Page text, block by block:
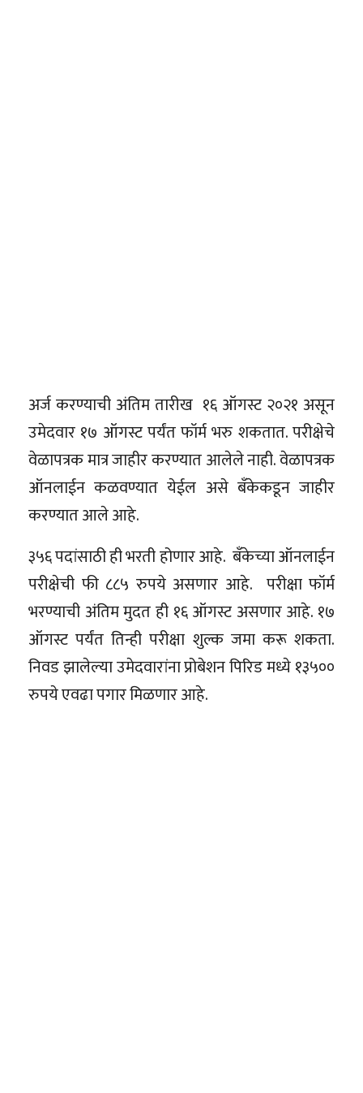
अर्ज करण्याची अंतिम तारीख १६ ऑगस्ट २०२१ असून
उमेदवार १७ ऑगस्ट पर्यंत फॉर्म भरु शकतात. परीक्षेचे
वेळापत्रक मात्र जाहीर करण्यात आलेले नाही. वेळापत्रक
ऑनलाईन कळवण्यात येईल असे बँकेकडून जाहीर
करण्यात आले आहे.
३५६ पदांसाठी ही भरती होणार आहे. बँकेच्या ऑनलाईन
परीक्षेची फी ८८५ रुपये असणार आहे. परीक्षा फॉर्म
भरण्याची अंतिम मुदत ही १६ ऑगस्ट असणार आहे. १७
ऑगस्ट पर्यंत तिन्ही परीक्षा शुल्क जमा करू शकता.
निवड झालेल्या उमेदवारांना प्रोबेशन पिरिड मध्ये १३५००
रुपये एवढा पगार मिळणार आहे.